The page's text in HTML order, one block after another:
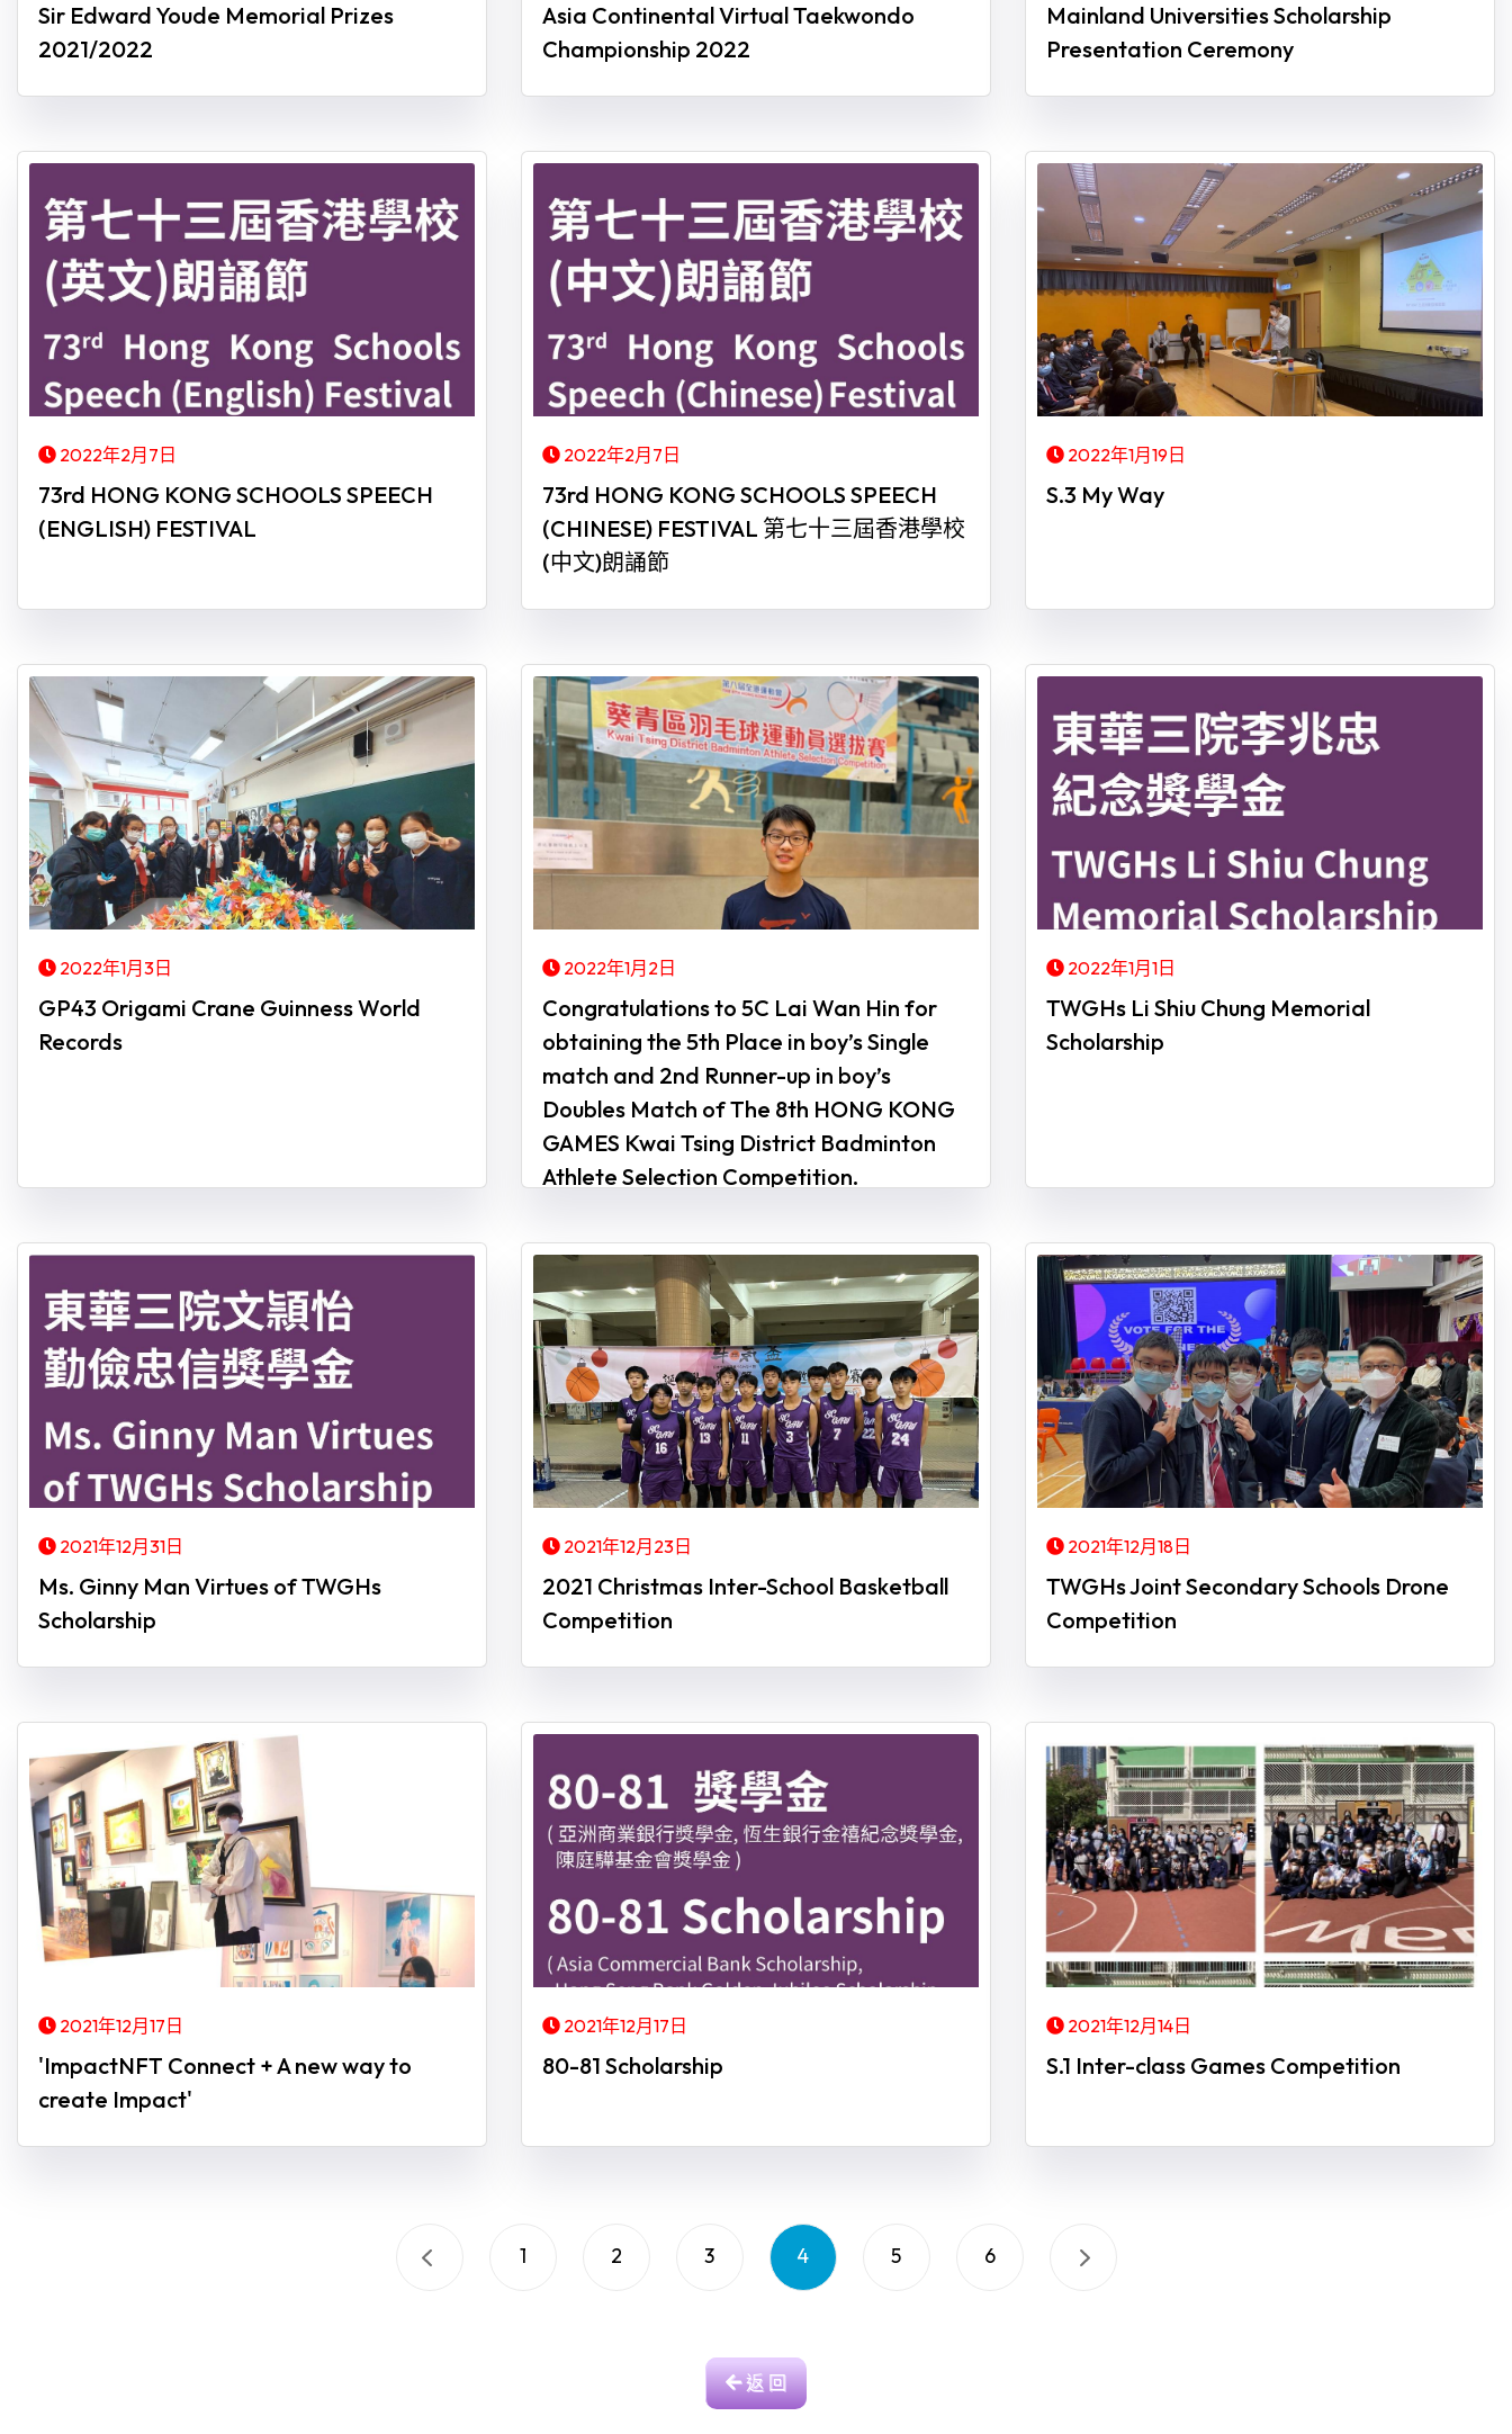
Sir Edward Youde Memorial Prizes
2021/2022
Asia Continental Virtual Taekwondo
Championship 2022
Mainland Universities Scholarship
Presentation Ceremony
2022年2月7日
73rd HONG KONG SCHOOLS SPEECH
(ENGLISH) FESTIVAL
2022年2月7日
73rd HONG KONG SCHOOLS SPEECH
(CHINESE) FESTIVAL 第七十三屆香港學校
(中文)朗誦節
2022年1月19日
S.3 My Way
2022年1月3日
GP43 Origami Crane Guinness World
Records
2022年1月2日
Congratulations to 5C Lai Wan Hin for
obtaining the 5th Place in boy’s Single
match and 2nd Runner-up in boy’s
Doubles Match of The 8th HONG KONG
GAMES Kwai Tsing District Badminton
Athlete Selection Competition.
2022年1月1日
TWGHs Li Shiu Chung Memorial
Scholarship
2021年12月31日
Ms. Ginny Man Virtues of TWGHs
Scholarship
2021年12月23日
2021 Christmas Inter-School Basketball
Competition
2021年12月18日
TWGHs Joint Secondary Schools Drone
Competition
2021年12月17日
'ImpactNFT Connect + A new way to
create Impact'
2021年12月17日
80-81 Scholarship
2021年12月14日
S.1 Inter-class Games Competition
1 2 3 4 5 6
返 回